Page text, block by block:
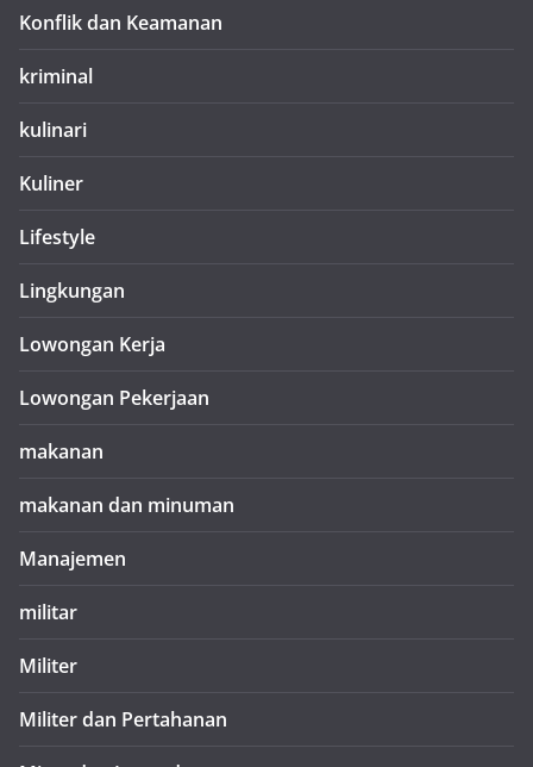
Konflik dan Keamanan
kriminal
kulinari
Kuliner
Lifestyle
Lingkungan
Lowongan Kerja
Lowongan Pekerjaan
makanan
makanan dan minuman
Manajemen
militar
Militer
Militer dan Pertahanan